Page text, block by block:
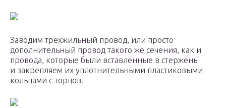
Заводим трехжильный провод, или просто
дополнительный провод такого же сечения, как и
провода, которые были вставленные в стержень
и закрепляем их уплотнительными пластиковыми
кольцами с торцов.